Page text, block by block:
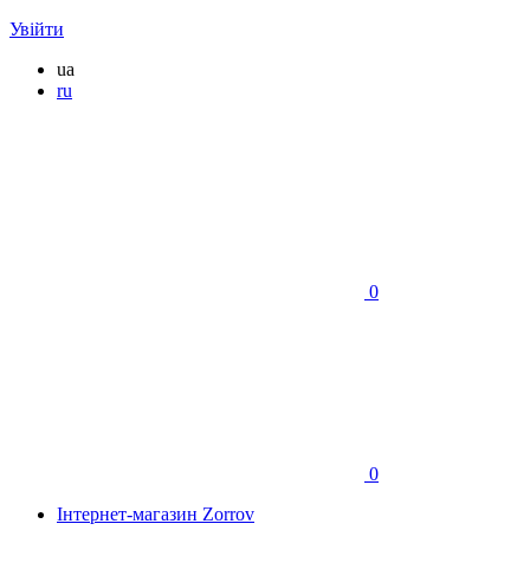
Увійти
ua
ru
0
0
Інтернет-магазин Zorrov